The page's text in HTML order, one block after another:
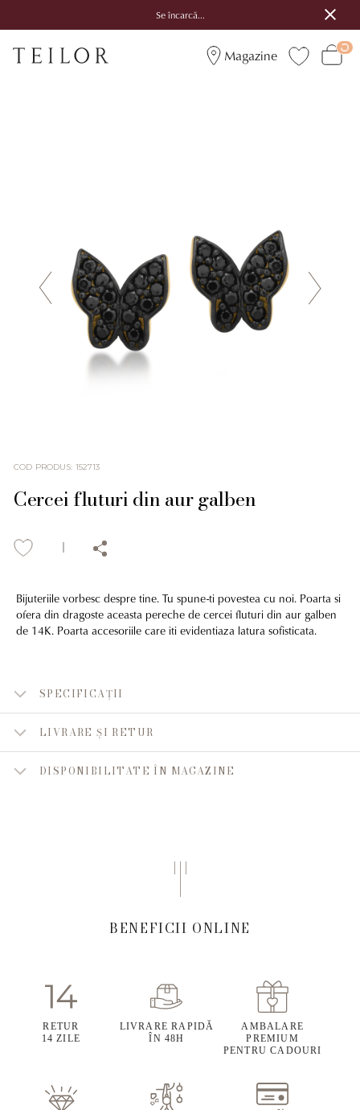
Se încarcă...
Magazine
COD PRODUS: 152713
Cercei fluturi din aur galben
Bijuteriile vorbesc despre tine. Tu spune-ti povestea cu noi. Poarta si
ofera din dragoste aceasta pereche de cercei fluturi din aur galben
de 14K. Poarta accesoriile care iti evidentiaza latura sofisticata.
SPECIFICAȚII
LIVRARE ȘI RETUR
DISPONIBILITATE ÎN MAGAZINE
BENEFICII ONLINE
RETUR
14 ZILE
LIVRARE RAPIDĂ
ÎN 48H
AMBALARE
PREMIUM
PENTRU CADOURI